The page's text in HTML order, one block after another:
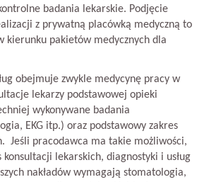
badania lekarskie. Podjęcie
z prywatną placówką medyczną to
kierunku pakietów medycznych dla
obejmuje zwykle medycynę pracy w
lekarzy podstawowej opieki
wykonywane badania
EKG itp.) oraz podstawowy zakres
Jeśli pracodawca ma takie możliwości,
konsultacji lekarskich, diagnostyki i usług
nakładów wymagają stomatologia,